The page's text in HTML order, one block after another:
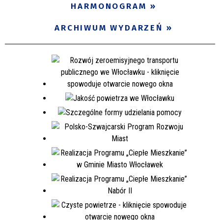
HARMONOGRAM
ARCHIWUM WYDARZEŃ